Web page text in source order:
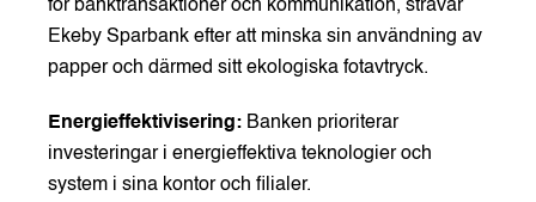
för banktransaktioner och kommunikation, strävar
Ekeby Sparbank efter att minska sin användning av
papper och därmed sitt ekologiska fotavtryck.
Energieffektivisering: Banken prioriterar
investeringar i energieffektiva teknologier och
system i sina kontor och filialer.